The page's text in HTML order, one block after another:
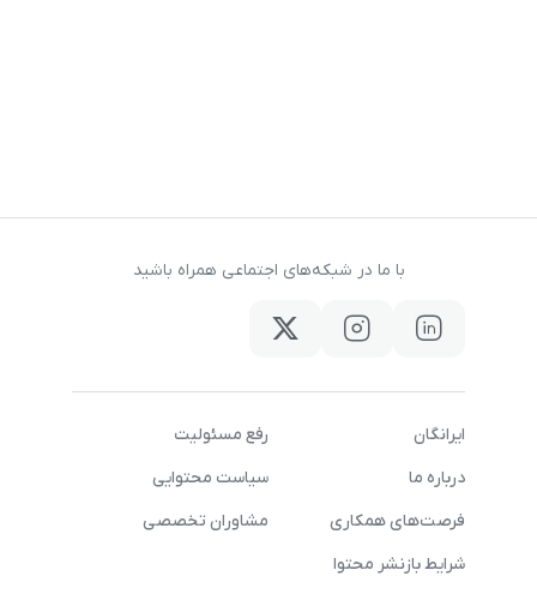
ایرانگان
درباره ما
فرصت‌های همکاری
شرایط بازنشر محتوا
رفع مسئولیت
سیاست محتوایی
مشاوران تخصصی
با ما در شبکه‌های اجتماعی همراه باشید